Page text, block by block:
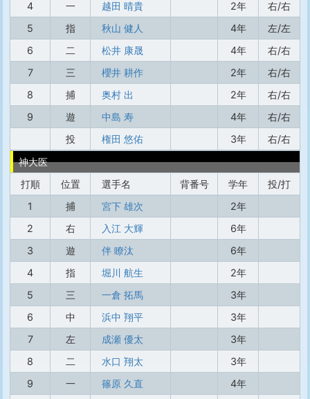
4
一 越田 晴貴 2年
右/右
5
指 秋山 健人 4年
左/左
6
二 松井 康晟 4年
右/右
7
三 櫻井 耕作 2年
右/右
8
捕 奥村 出 2年
右/右
9
遊 中島 寿 4年
右/右
投
権田 悠佑 3年
右/右
神大医
打順
位置 選手名 背番号 学年
投/打
1
捕 宮下 雄次
2年
2
右 入江 大輝
6年
3
遊 伴 瞭汰
6年
4
指 堀川 航生
2年
5
三 一倉 拓馬
3年
6
中 浜中 翔平
3年
7
左 成瀬 優太
3年
8
二 水口 翔太
3年
9
一 篠原 久直
4年